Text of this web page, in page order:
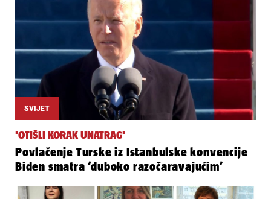
SVIJET
'OTIŠLI KORAK UNATRAG'
Povlačenje Turske iz Istanbulske konvencije
Biden smatra ‘duboko razočaravajućim’